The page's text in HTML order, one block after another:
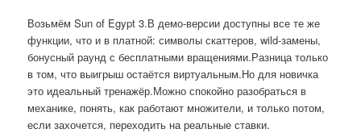
Возьмём Sun of Egypt 3.В демо-версии доступны все те же
функции, что и в платной: символы скаттеров, wild-замены,
бонусный раунд с бесплатными вращениями.Разница только
в том, что выигрыш остаётся виртуальным.Но для новичка
это идеальный тренажёр.Можно спокойно разобраться в
механике, понять, как работают множители, и только потом,
если захочется, переходить на реальные ставки.